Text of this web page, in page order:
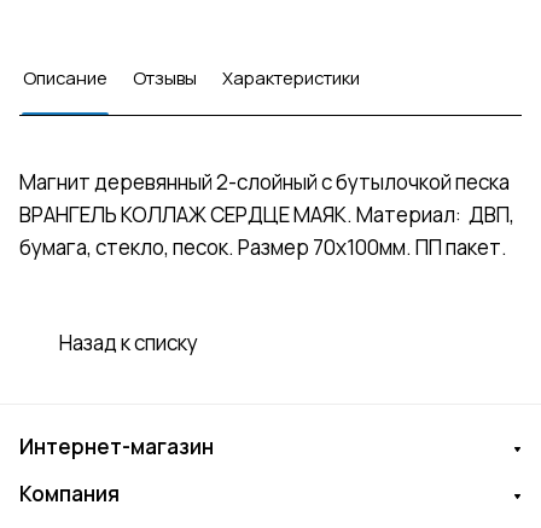
Описание Отзывы Характеристики
Магнит деревянный 2-слойный с бутылочкой песка
ВРАНГЕЛЬ КОЛЛАЖ СЕРДЦЕ МАЯК. Материал: ДВП,
бумага, стекло, песок. Размер 70х100мм. ПП пакет.
Назад к списку
Интернет-магазин
Компания